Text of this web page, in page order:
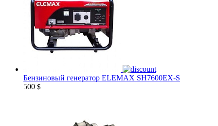
Бензиновый генератор ELEMAX SH7600EX-S
500 $